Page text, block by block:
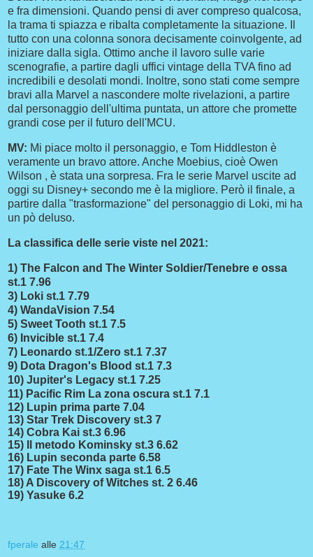
e fra dimensioni. Quando pensi di aver compreso qualcosa,
la trama ti spiazza e ribalta completamente la situazione. Il
tutto con una colonna sonora decisamente coinvolgente, ad
iniziare dalla sigla. Ottimo anche il lavoro sulle varie
scenografie, a partire dagli uffici vintage della TVA fino ad
incredibili e desolati mondi. Inoltre, sono stati come sempre
bravi alla Marvel a nascondere molte rivelazioni, a partire
dal personaggio dell'ultima puntata, un attore che promette
grandi cose per il futuro dell'MCU.
MV: Mi piace molto il personaggio, e Tom Hiddleston è
veramente un bravo attore. Anche Moebius, cioè Owen
Wilson , è stata una sorpresa. Fra le serie Marvel uscite ad
oggi su Disney+ secondo me è la migliore. Però il finale, a
partire dalla "trasformazione" del personaggio di Loki, mi ha
un pò deluso.
La classifica delle serie viste nel 2021:
1) The Falcon and The Winter Soldier/Tenebre e ossa
st.1 7.96
3) Loki st.1 7.79
4) WandaVision 7.54
5) Sweet Tooth st.1 7.5
6) Invicible st.1 7.4
7) Leonardo st.1/Zero st.1 7.37
9) Dota Dragon's Blood st.1 7.3
10) Jupiter's Legacy st.1 7.25
11) Pacific Rim La zona oscura st.1 7.1
12) Lupin prima parte 7.04
13) Star Trek Discovery st.3 7
14) Cobra Kai st.3 6.96
15) Il metodo Kominsky st.3 6.62
16) Lupin seconda parte 6.58
17) Fate The Winx saga st.1 6.5
18) A Discovery of Witches st. 2 6.46
19) Yasuke 6.2
fperale alle 21:47